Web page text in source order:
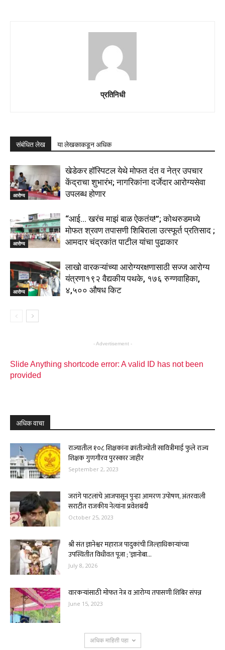
प्रतिनिधी
संबंधित लेख या लेखकाकडून अधिक
आरोग्य
खेडेकर हॉस्पिटल येथे मोफत दंत व नेत्र उपचार
केंद्राचा शुभारंभ; नागरिकांना दर्जेदार आरोग्यसेवा
उपलब्ध होणार
आरोग्य
“आई… खरंच माझं बाळ ऐकतंय!”; कोथरुडमध्ये
मोफत श्रवण तपासणी शिबिराला उत्स्फूर्त प्रतिसाद ;
आमदार चंद्रकांत पाटील यांचा पुढाकार
आरोग्य
लाखो वारकऱ्यांच्या आरोग्यरक्षणासाठी सज्ज आरोग्य
यंत्रणा१९२ वैद्यकीय पथके, १७६ रुग्णवाहिका,
४,५०० औषध किट
- Advertisement -
Slide Anything shortcode error: A valid ID has not been
provided
अधिक वाचा
राज्यातील १०८ शिक्षकांना क्रांतीज्योती सावित्रीमाई फुले राज्य
शिक्षक गुणगौरव पुरस्कार जाहीर
September 2, 2023
जरांगे पाटलांचे आजपासून पुन्हा आमरण उपोषण, अंतरवाली
सराटीत राजकीय नेत्यांना प्रवेशबंदी
October 25, 2023
श्री संत ज्ञानेश्वर महाराज पादुकांची जिल्हाधिकाऱ्यांच्या
उपस्थितीत विधीवत पूजा ; ‘ज्ञानोबा...
July 8, 2026
वारकऱ्यांसाठी मोफत नेत्र व आरोग्य तपासणी शिबिर संपन्न
June 15, 2023
अधिक माहिती पहा